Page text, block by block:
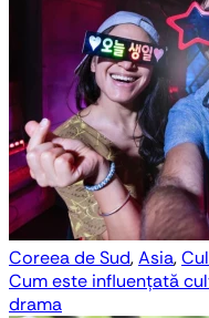
Coreea de Sud,Asia,
Cum este influențată
drama